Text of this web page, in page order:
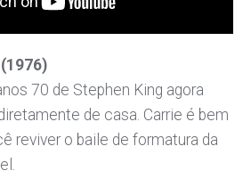
70 de Stephen King agora
de casa. Carrie é bem
reviver o baile de formatura da